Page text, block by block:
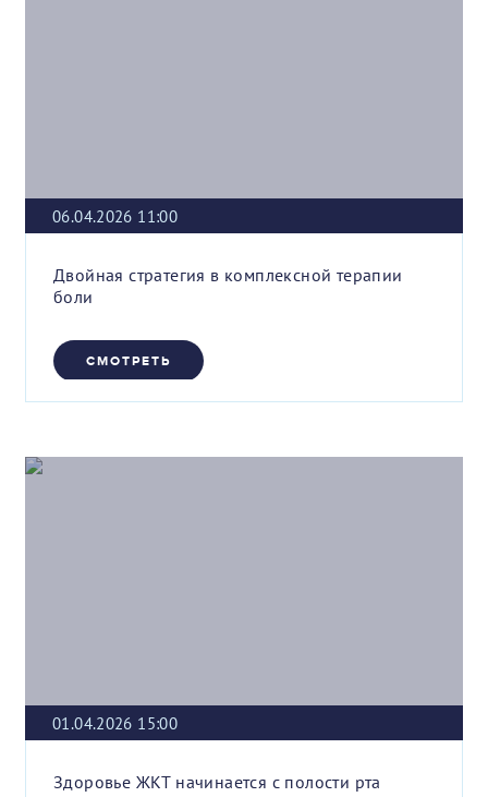
06.04.2026 11:00
Двойная стратегия в комплексной терапии
боли
СМОТРЕТЬ
01.04.2026 15:00
Здоровье ЖКТ начинается с полости рта